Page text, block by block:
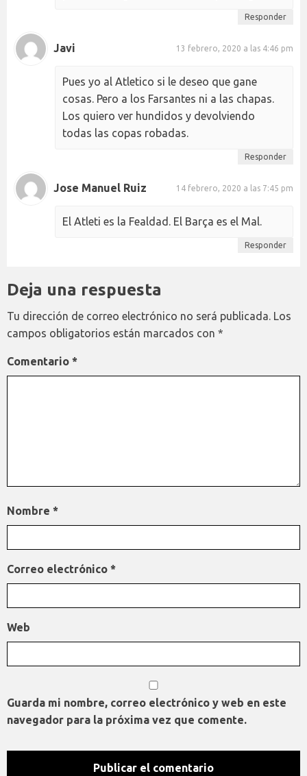
Responder
Javi 13 febrero, 2020 a las 4:46 pm
Pues yo al Atletico si le deseo que gane
cosas. Pero a los Farsantes ni a las chapas.
Los quiero ver hundidos y devolviendo
todas las copas robadas.
Responder
Jose Manuel Ruiz 14 febrero, 2020 a las 7:45 pm
El Atleti es la Fealdad. El Barça es el Mal.
Responder
Deja una respuesta
Tu dirección de correo electrónico no será publicada. Los
campos obligatorios están marcados con *
Comentario *
Nombre *
Correo electrónico *
Web
Guarda mi nombre, correo electrónico y web en este
navegador para la próxima vez que comente.